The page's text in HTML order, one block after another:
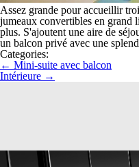
Assez grande pour accueillir
jumeaux convertibles en grand
plus. S'ajoutent une aire de
un balcon privé avec une
Categories:
← Mini-suite avec balcon
Intérieure →